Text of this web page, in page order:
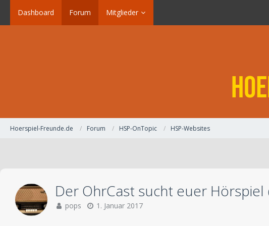
Dashboard Forum Mitglieder
Hoerspiel-Freunde.de Forum HSP-OnTopic HSP-Websites
Der OhrCast sucht euer Hörspiel
pops 1. Januar 2017